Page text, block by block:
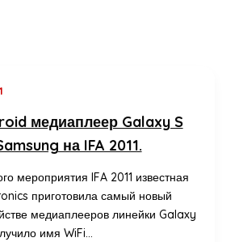
медиаплеер Galaxy S
на IFA 2011.
мероприятия IFA 2011 известная
приготовила самый новый
медиаплееров линейки Galaxy
имя WiFi…